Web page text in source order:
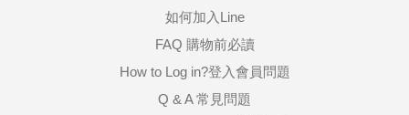
如何加入Line
FAQ 購物前必讀
How to Log in?登入會員問題
Q & A 常見問題